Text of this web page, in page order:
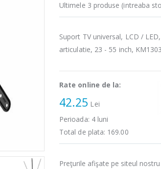
Ultimele 3 produse (intreaba
Suport TV universal, LCD /
articulatie, 23 - 55 inch,
Rate online de la:
42.25 Lei
Perioada: 4luni
Total de plata: 169.00
Preţurile afişate pe siteul